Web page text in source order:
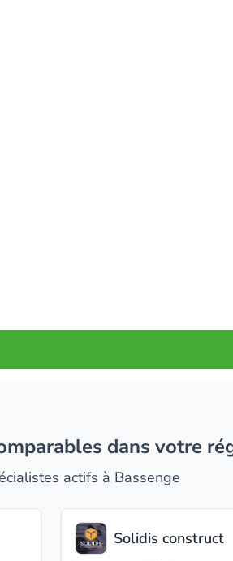
dans votre
actifs à Bassenge
Solidis construct